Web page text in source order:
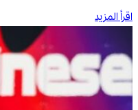
اقرأ المزيد